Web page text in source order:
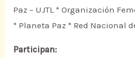
Paz – UJTL * Organización
* Planeta Paz * Red Nacional
Participan: